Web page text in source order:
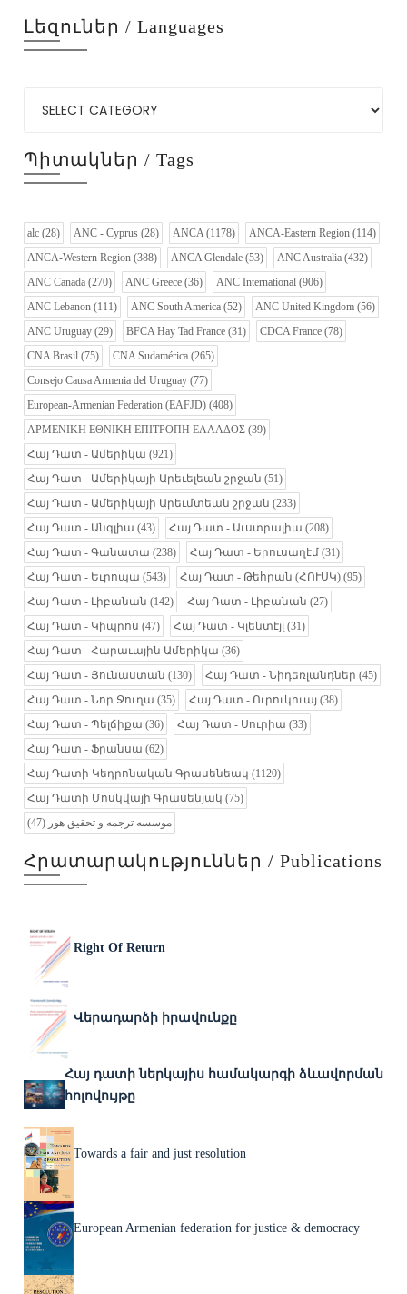
Լեզուներ / Languages
Պիտակներ / Tags
alc (28) ANC - Cyprus (28) ANCA(1178) ANCA-Eastern Region (114)
ANCA-Western Region (388) ANCA Glendale (53) ANC Australia (432)
ANC Canada (270) ANC Greece (36) ANC International (906)
ANC Lebanon (111) ANC South America (52) ANC United Kingdom (56)
ANC Uruguay (29) BFCA Hay Tad France (31) CDCA France (78)
CNA Brasil (75) CNA Sudamérica (265)
Consejo Causa Armenia del Uruguay (77)
European-Armenian Federation (EAFJD) (408)
ΑΡΜΕΝΙΚΗ ΕΘΝΙΚΗ ΕΠΙΤΡΟΠΗ ΕΛΛΑΔΟΣ (39)
Հայ Դատ - Ամերիկա (921)
Հայ Դատ - Ամերիկայի Արեւելեան շրջան (51)
Հայ Դատ - Ամերիկայի Արեւմտեան շրջան (233)
Հայ Դատ - Անգլիա (43) Հայ Դատ - Աւստրալիա (208)
Հայ Դատ - Գանատա (238) Հայ Դատ - Երուսաղէմ (31)
Հայ Դատ - Եւրոպա (543) Հայ Դատ - Թեհրան (ՀՈՒՍԿ) (95)
Հայ Դատ - Լիբանան (142) Հայ Դատ - Լիբանան (27)
Հայ Դատ - Կիպրոս (47) Հայ Դատ - Կլենտէյլ (31)
Հայ Դատ - Հարաւային Ամերիկա (36)
Հայ Դատ - Յունաստան (130) Հայ Դատ - Նիդեռլանդներ (45)
Հայ Դատ - Նոր Ջուղա (35) Հայ Դատ - Ուրուկուայ (38)
Հայ Դատ - Պելճիքա (36) Հայ Դատ - Սուրիա (33)
Հայ Դատ - Ֆրանսա (62)
Հայ Դատի Կեդրոնական Գրասենեակ (1120)
Հայ Դատի Մոսկվայի Գրասենյակ (75)
موسسه ترجمه و تحقیق هور (47)
Հրատարակություններ / Publications
Right Of Return
Վերադարձի իրավունքը
Հայ դատի ներկայիս համակարգի ձևավորման
հոլովույթը
Towards a fair and just resolution
European Armenian federation for justice & democracy